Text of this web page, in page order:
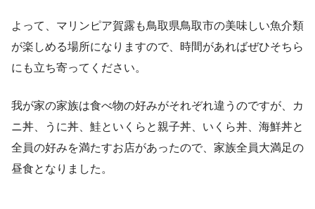
よって、マリンピア賀露も鳥取県鳥取市の美味しい魚介類
が楽しめる場所になりますので、時間があればぜひそちら
にも立ち寄ってください。
我が家の家族は食べ物の好みがそれぞれ違うのですが、カ
ニ丼、うに丼、鮭といくらと親子丼、いくら丼、海鮮丼と
全員の好みを満たすお店があったので、家族全員大満足の
昼食となりました。